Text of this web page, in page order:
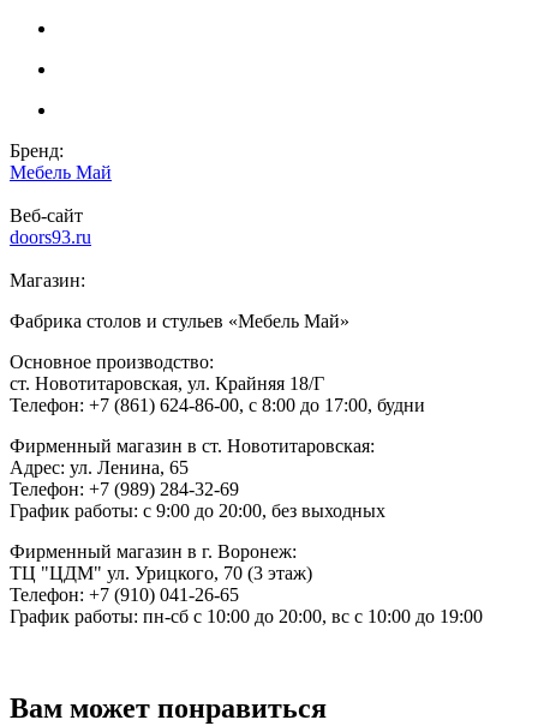
Бренд:
Мебель Май
Веб-сайт
doors93.ru
Магазин:
Фабрика столов и стульев «Мебель Май»
Основное производство:
ст. Новотитаровская, ул. Крайняя 18/Г
Телефон: +7 (861) 624-86-00, c 8:00 до 17:00, будни
Фирменный магазин в ст. Новотитаровская:
Адрес: ул. Ленина, 65
Телефон: +7 (989) 284-32-69
График работы: с 9:00 до 20:00, без выходных
Фирменный магазин в г. Воронеж:
ТЦ "ЦДМ" ул. Урицкого, 70 (3 этаж)
Телефон: +7 (910) 041-26-65
График работы: пн-сб с 10:00 до 20:00, вс с 10:00 до 19:00
Вам может понравиться